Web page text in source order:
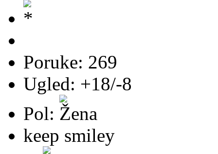
Poruke: 269
Ugled: +18/-8
Pol:
keep smiley